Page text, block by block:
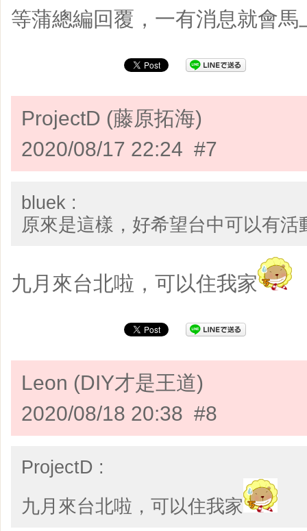
等蒲總編回覆，一有消息就會馬
ProjectD (藤原拓海)
2020/08/17 22:24 #7
bluek :
原來是這樣，好希望台中可以有活
九月來台北啦，可以住我家
Leon (DIY才是王道)
2020/08/18 20:38 #8
ProjectD :
九月來台北啦，可以住我家